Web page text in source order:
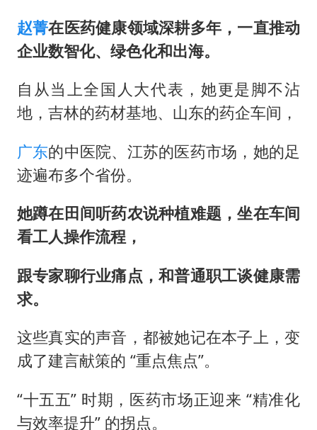
赵菁在医药健康领域深耕多年，一直推动
企业数智化、绿色化和出海。
自从当上全国人大代表，她更是脚不沾
地，吉林的药材基地、山东的药企车间，
广东的中医院、江苏的医药市场，她的足
迹遍布多个省份。
她蹲在田间听药农说种植难题，坐在车间
看工人操作流程，
跟专家聊行业痛点，和普通职工谈健康需
求。
这些真实的声音，都被她记在本子上，变
成了建言献策的 “重点焦点”。
“十五五” 时期，医药市场正迎来 “精准化
与效率提升” 的拐点。